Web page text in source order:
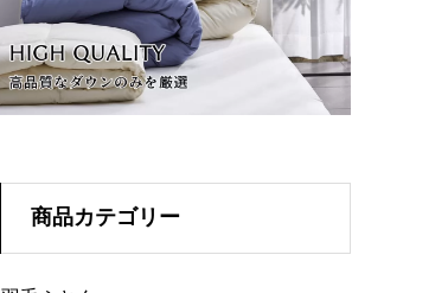
商品カテゴリー